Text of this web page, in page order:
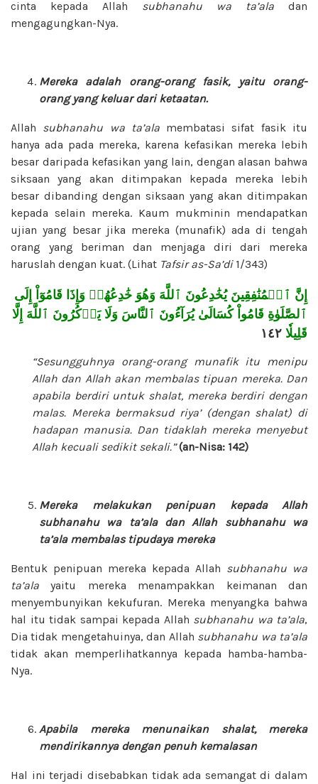
cinta kepada Allah subhanahu wa ta’ala dan
mengagungkan-Nya.
Mereka adalah orang-orang fasik, yaitu orang-
orang yang keluar dari ketaatan.
Allah subhanahu wa ta’alamembatasi sifat fasik itu
hanya ada pada mereka, karena kefasikan mereka lebih
besar daripada kefasikan yang lain, dengan alasan bahwa
siksaan yang akan ditimpakan kepada mereka lebih
besar dibanding dengan siksaan yang akan ditimpakan
kepada selain mereka. Kaum mukminin mendapatkan
ujian yang besar jika mereka (munafik) ada di tengah
orang yang beriman dan menjaga diri dari mereka
haruslah dengan kuat. (Lihat Tafsir as-Sa’di 1/343)
إِنَّ ٱلۡمُنَٰفِقِينَ يُخَٰدِعُونَ ٱللَّهَ وَهُوَ خَٰدِعُهُمۡ وَإِذَا قَامُوٓاْ إِلَى
ٱلصَّلَوٰةِ قَامُواْ كُسَالَىٰ يُرَآءُونَ ٱلنَّاسَ وَلَا يَذۡكُرُونَ ٱللَّهَ إِلَّا
قَلِيلٗا
“Sesungguhnya orang-orang munafik itu menipu
Allah dan Allah akan membalas tipuan mereka. Dan
apabila berdiri untuk shalat, mereka berdiri dengan
malas. Mereka bermaksud riya’ (dengan shalat) di
hadapan manusia. Dan tidaklah mereka menyebut
Allah kecuali sedikit sekali.”(an-Nisa: 142)
Mereka melakukan penipuan kepada Allah
subhanahu wa ta’ala dan Allah subhanahu wa
ta’alamembalas tipudaya mereka
Bentuk penipuan mereka kepada Allah subhanahu wa
ta’ala yaitu mereka menampakkan keimanan dan
menyembunyikan kekufuran. Mereka menyangka bahwa
hal itu tidak sampai kepada Allah subhanahu wa ta’ala,
Dia tidak mengetahuinya, dan Allah subhanahu wa ta’ala
tidak akan memperlihatkannya kepada hamba-hamba-
Nya.
Apabila mereka menunaikan shalat, mereka
mendirikannya dengan penuh kemalasan
Hal ini terjadi disebabkan tidak ada semangat di dalam